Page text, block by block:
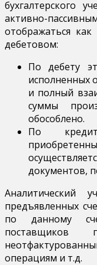
бухгалтерского
активно-
отображаться
дебетовом:
По дебету
исполненных
и полный
суммы
обособлено.
По
документов,
Аналитический
предъявленных
по данному
операциям и т.д.